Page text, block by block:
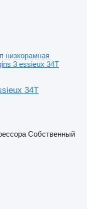
низкорамная
3 essieux 34T
34T
Собственный